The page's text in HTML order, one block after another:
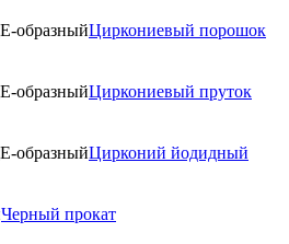
Циркониевый порошок
Циркониевый пруток
Цирконий йодидный
Черный прокат